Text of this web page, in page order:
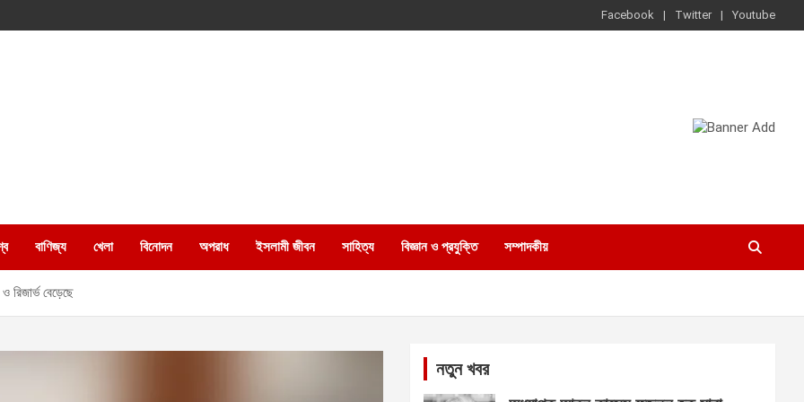
Facebook Twitter Youtube
বাণিজ্য খেলা বিনোদন অপরাধ ইসলামী জীবন সাহিত্য বিজ্ঞান ও প্রযুক্তি সম্পাদকীয়
রিজার্ভ বেড়েছে
নতুন খবর